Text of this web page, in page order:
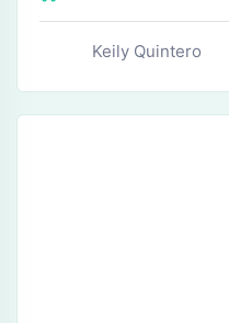
Keily Quintero